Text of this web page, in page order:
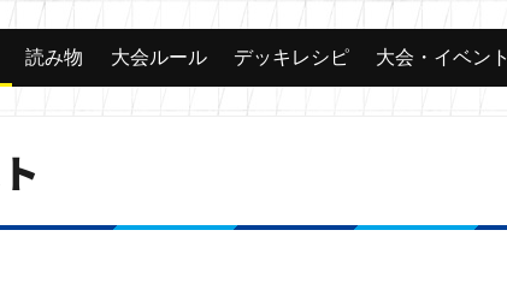
カード 大会
読み物 大会ルール デッキレシピ 大会・イベント